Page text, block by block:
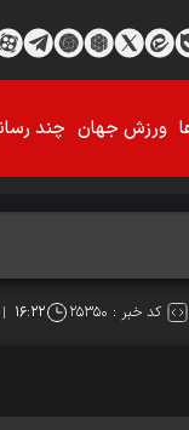
ورزش جهان چند
کد خبر : ۲۵۳۵۰ ۱۶:۲۲